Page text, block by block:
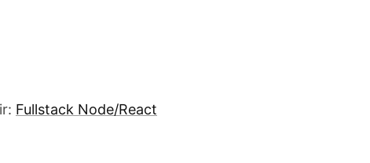
Fullstack Node/React